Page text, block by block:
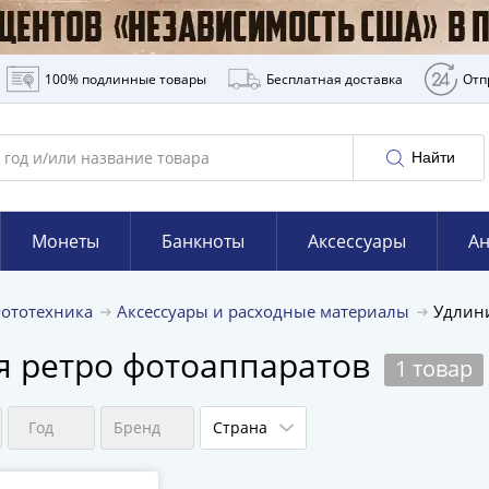
100% подлинные товары Бесплатная доставка
Найти
Монеты Банкноты Аксессуары
Аксессуары и расходные материалы
фотоаппаратов 1 товар
Год Бренд Страна